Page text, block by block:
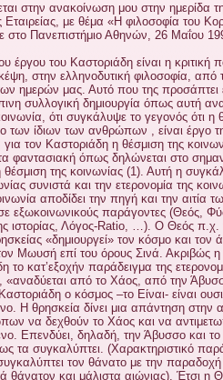
στην ανακοίνωση μου στην ημερίδα
Εταιρείας, με θέμα «Η φιλοσοφία του
στο Πανεπιστήμιο Αθηνών, 26 Μαΐου
έργου του Καστοριάδη είναι η κριτική
στην ελληνοδυτική φιλοσοφία, από
ημερών μας. Αυτό που της προσάπτει
συλλογική δημιουργία όπως αυτή
ότι συγκάλυψε το γεγονός ότι η
των ίδιων των ανθρώπων , είναι έργο
τον Καστοριάδη η θέσμιση της
φαντασιακή όπως δηλώνεται στο
της κοινωνίας (1). Αυτή η
συνιστά και την ετερονομία της
αποδίδει την πηγή και την αιτία
εξωκοινωνικούς παράγοντες (Θεός,
ιστορίας, Λόγος-Ratio, …). Ο Θεός π.χ.
«δημιουργεί» τον κόσμο και
Μωυσή επί του όρους Σινά. Ακριβώς η
το κατ’εξοχήν παράδειγμα της
«αναδύεται από το Χάος, από την
ο κόσμος –το Είναι- είναι
Η θρησκεία δίνει μια απάντηση στην
να δεχθούν το Χάος και να
Επενδύει, δηλαδή, την Άβυσσο και
τα συγκαλύπτει. (Χαρακτηριστικό
τον θάνατο με την παραδοχή
θάνατον και μάλιστα αιώνιας). Έτσι η